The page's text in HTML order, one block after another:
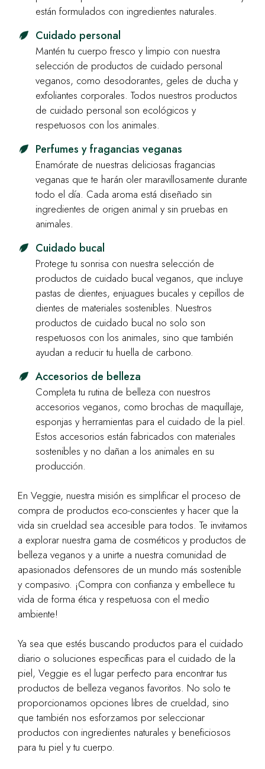
están formulados con ingredientes naturales.
Cuidado personal
Mantén tu cuerpo fresco y limpio con nuestra
selección de productos de cuidado personal
veganos, como desodorantes, geles de ducha y
exfoliantes corporales. Todos nuestros productos
de cuidado personal son ecológicos y
respetuosos con los animales.
Perfumes y fragancias veganas
Enamórate de nuestras deliciosas fragancias
veganas que te harán oler maravillosamente durante
todo el día. Cada aroma está diseñado sin
ingredientes de origen animal y sin pruebas en
animales.
Cuidado bucal
Protege tu sonrisa con nuestra selección de
productos de cuidado bucal veganos, que incluye
pastas de dientes, enjuagues bucales y cepillos de
dientes de materiales sostenibles. Nuestros
productos de cuidado bucal no solo son
respetuosos con los animales, sino que también
ayudan a reducir tu huella de carbono.
Accesorios de belleza
Completa tu rutina de belleza con nuestros
accesorios veganos, como brochas de maquillaje,
esponjas y herramientas para el cuidado de la piel.
Estos accesorios están fabricados con materiales
sostenibles y no dañan a los animales en su
producción.
En Veggie, nuestra misión es simplificar el proceso de
compra de productos eco-conscientes y hacer que la
vida sin crueldad sea accesible para todos. Te invitamos
a explorar nuestra gama de cosméticos y productos de
belleza veganos y a unirte a nuestra comunidad de
apasionados defensores de un mundo más sostenible
y compasivo. ¡Compra con confianza y embellece tu
vida de forma ética y respetuosa con el medio
ambiente!
Ya sea que estés buscando productos para el cuidado
diario o soluciones específicas para el cuidado de la
piel, Veggie es el lugar perfecto para encontrar tus
productos de belleza veganos favoritos. No solo te
proporcionamos opciones libres de crueldad, sino
que también nos esforzamos por seleccionar
productos con ingredientes naturales y beneficiosos
para tu piel y tu cuerpo.